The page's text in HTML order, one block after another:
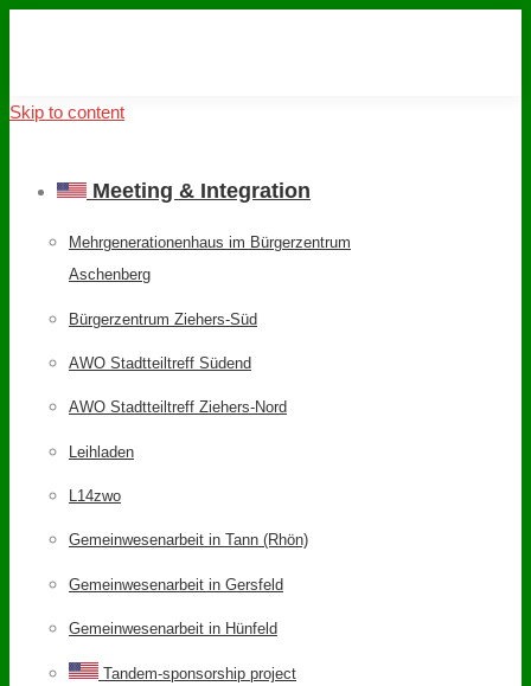
Skip to content
Meeting & Integration
Mehrgenerationenhaus im Bürgerzentrum
Aschenberg
Bürgerzentrum Ziehers-Süd
AWO Stadtteiltreff Südend
AWO Stadtteiltreff Ziehers-Nord
Leihladen
L14zwo
Gemeinwesenarbeit in Tann (Rhön)
Gemeinwesenarbeit in Gersfeld
Gemeinwesenarbeit in Hünfeld
Tandem-sponsorship project